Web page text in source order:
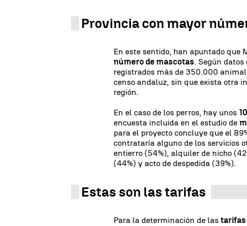
Provincia con mayor
En este sentido, han apuntado que
número de mascotas. Según
registrados más de 350.000
censo andaluz, sin que exista otra
región.
En el caso de los perros, hay unos
encuesta incluida en el estudio de
para el proyecto concluye que el
contrataría alguno de los servicios
entierro (54%), alquiler de nicho
(44%) y acto de despedida (39%).
Estas son las tarifas
Para la determinación de lastarifas